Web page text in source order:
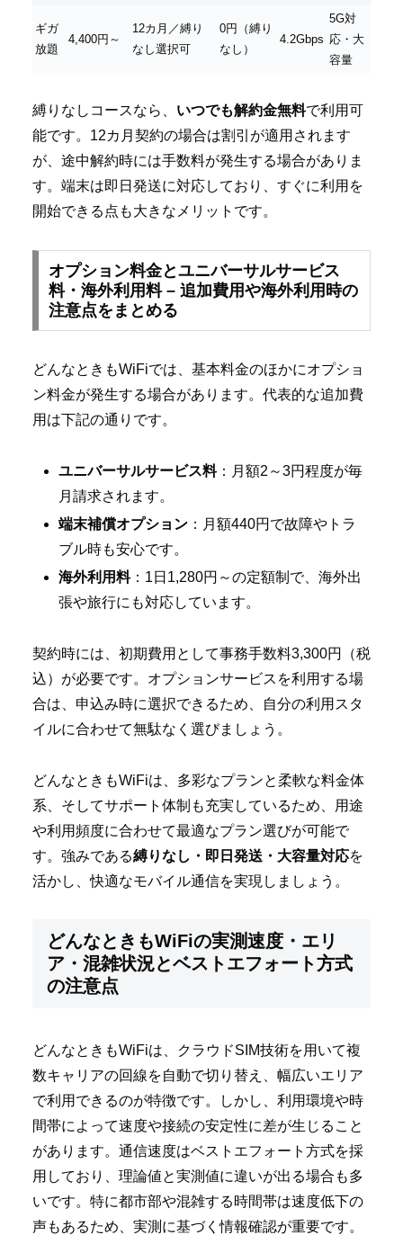
ギガ
放題
4,400円～
12カ月／縛り
なし選択可
0円（縛り
なし）
4.2Gbps
5G対
応・大
容量
縛りなしコースなら、 いつでも解約金無料で利用可
能です。12カ月契約の場合は割引が適用されます
が、途中解約時には手数料が発生する場合がありま
す。端末は即日発送に対応しており、すぐに利用を
開始できる点も大きなメリットです。
オプション料金とユニバーサルサービス
料・海外利用料 – 追加費用や海外利用時の
注意点をまとめる
どんなときもWiFiでは、基本料金のほかにオプショ
ン料金が発生する場合があります。代表的な追加費
用は下記の通りです。
ユニバーサルサービス料：月額2～3円程度が毎
月請求されます。
端末補償オプション ：月額440円で故障やトラ
ブル時も安心です。
海外利用料：1日1,280円～の定額制で、海外出
張や旅行にも対応しています。
契約時には、初期費用として事務手数料3,300円（税
込）が必要です。オプションサービスを利用する場
合は、申込み時に選択できるため、自分の利用スタ
イルに合わせて無駄なく選びましょう。
どんなときもWiFiは、多彩なプランと柔軟な料金体
系、そしてサポート体制も充実しているため、用途
や利用頻度に合わせて最適なプラン選びが可能で
す。強みである縛りなし・即日発送・大容量対応を
活かし、快適なモバイル通信を実現しましょう。
どんなときもWiFiの実測速度・エリ
ア・混雑状況とベストエフォート方式
の注意点
どんなときもWiFiは、クラウドSIM技術を用いて複
数キャリアの回線を自動で切り替え、幅広いエリア
で利用できるのが特徴です。しかし、利用環境や時
間帯によって速度や接続の安定性に差が生じること
があります。通信速度はベストエフォート方式を採
用しており、理論値と実測値に違いが出る場合も多
いです。特に都市部や混雑する時間帯は速度低下の
声もあるため、実測に基づく情報確認が重要です。